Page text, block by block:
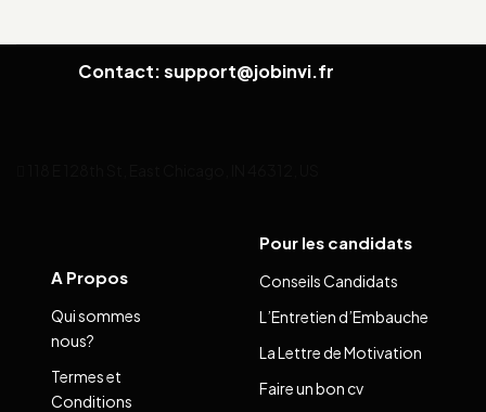
Contact: support@jobinvi.fr
A Propos
Qui sommes
nous?
Termes et
Conditions
Pour les candidats
Conseils Candidats
L’Entretien d’Embauche
La Lettre de Motivation
Faire un bon cv